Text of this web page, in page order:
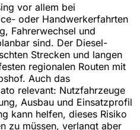
vor allem bei
oder Handwerkerfahrten
Fahrerwechsel und
sind. Der Diesel-
Strecken und langen
regionalen Routen mit
Auch das
relevant: Nutzfahrzeuge
Ausbau und Einsatzprofil
kann helfen, dieses Risiko
zu müssen, verlangt aber